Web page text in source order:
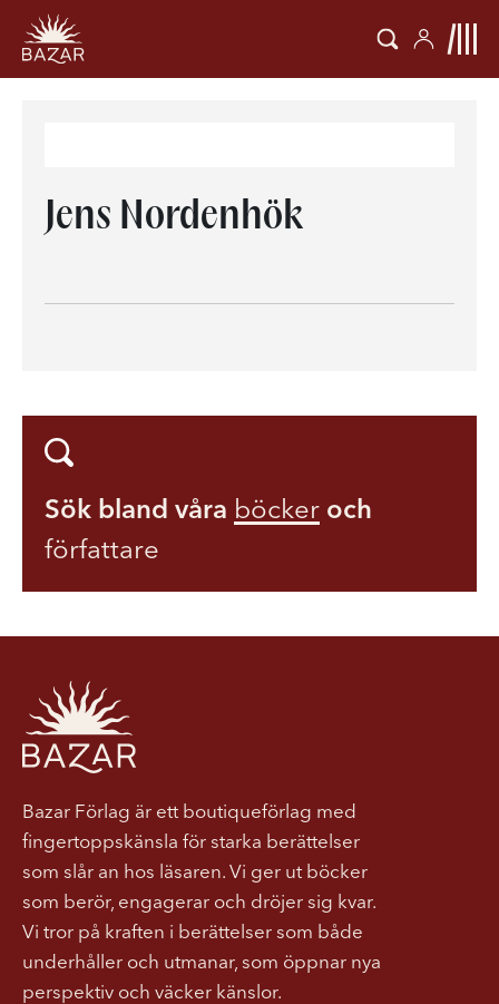
Jens Nordenhök
Sök bland våra böcker och
författare
Bazar Förlag är ett boutiqueförlag med
fingertoppskänsla för starka berättelser
som slår an hos läsaren. Vi ger ut böcker
som berör, engagerar och dröjer sig kvar.
Vi tror på kraften i berättelser som både
underhåller och utmanar, som öppnar nya
perspektiv och väcker känslor.